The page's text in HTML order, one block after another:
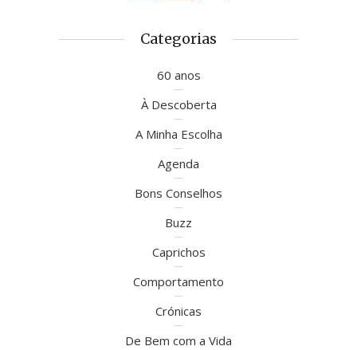
Categorias
60 anos
À Descoberta
A Minha Escolha
Agenda
Bons Conselhos
Buzz
Caprichos
Comportamento
Crónicas
De Bem com a Vida